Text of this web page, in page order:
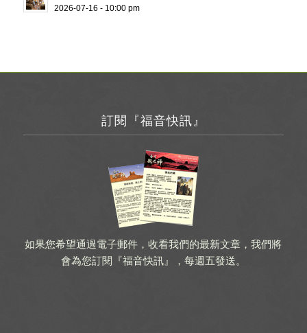
2026-07-16 - 10:00 pm
訂閱『福音快訊』
如果您希望通過電子郵件，收看我們的最新文章，我們將
會為您訂閱『福音快訊』，每週五發送。